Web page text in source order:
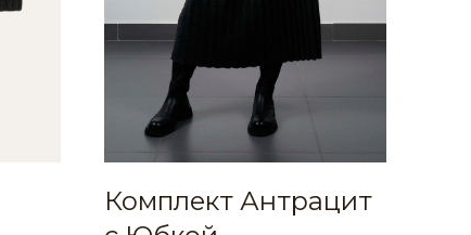
Комплект Антрацит